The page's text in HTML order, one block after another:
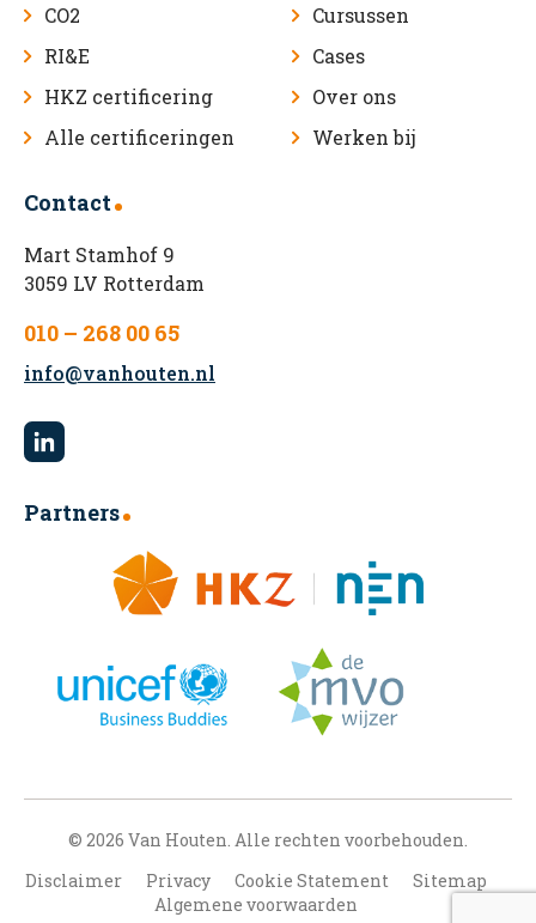
CO2
RI&E
HKZ certificering
Alle certificeringen
Cursussen
Cases
Over ons
Werken bij
Contact
Mart Stamhof 9
3059 LV Rotterdam
010 – 268 00 65
info@vanhouten.nl
Partners
© 2026 Van Houten. Alle rechten voorbehouden.
Disclaimer
Privacy Cookie Statement
Sitemap
Algemene voorwaarden